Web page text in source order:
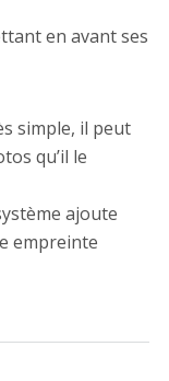
en avant ses
simple, il peut
qu’il le
ajoute
empreinte